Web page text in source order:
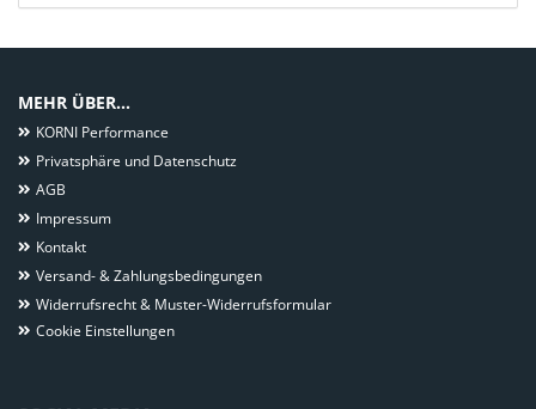
MEHR ÜBER...
KORNI Performance
Privatsphäre und Datenschutz
AGB
Impressum
Kontakt
Versand- & Zahlungsbedingungen
Widerrufsrecht & Muster-Widerrufsformular
Cookie Einstellungen